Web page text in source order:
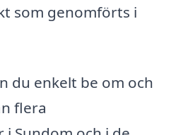
som genomförts i
du enkelt be om och
flera